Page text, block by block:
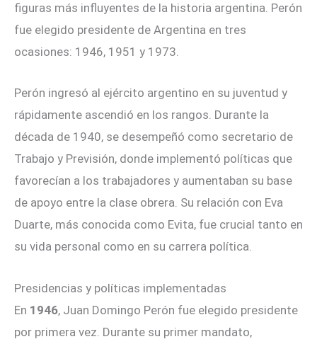
figuras más influyentes de la historia argentina. Perón
fue elegido presidente de Argentina en tres
ocasiones: 1946, 1951 y 1973.
Perón ingresó al ejército argentino en su juventud y
rápidamente ascendió en los rangos. Durante la
década de 1940, se desempeñó como secretario de
Trabajo y Previsión, donde implementó políticas que
favorecían a los trabajadores y aumentaban su base
de apoyo entre la clase obrera. Su relación con Eva
Duarte, más conocida como Evita, fue crucial tanto en
su vida personal como en su carrera política.
Presidencias y políticas implementadas
En 1946, Juan Domingo Perón fue elegido presidente
por primera vez. Durante su primer mandato,